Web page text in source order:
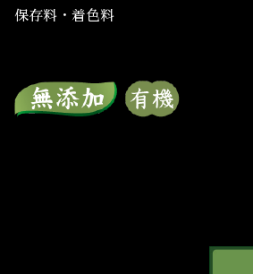
保存料・着色料